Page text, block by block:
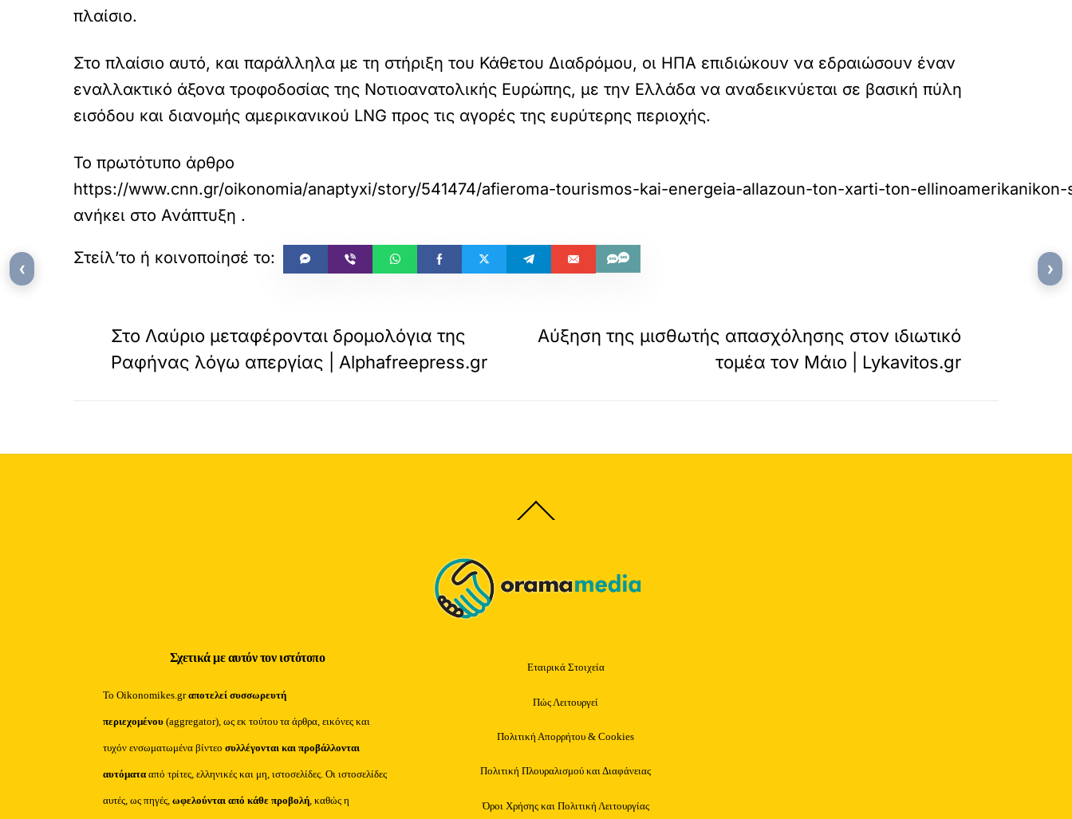
πλαίσιο.
Στο πλαίσιο αυτό, και παράλληλα με τη στήριξη του Κάθετου Διαδρόμου, οι ΗΠΑ επιδιώκουν να εδραιώσουν έναν
εναλλακτικό άξονα τροφοδοσίας της Νοτιοανατολικής Ευρώπης, με την Ελλάδα να αναδεικνύεται σε βασική πύλη
εισόδου και διανομής αμερικανικού LNG προς τις αγορές της ευρύτερης περιοχής.
Το πρωτότυπο άρθρο
https://www.cnn.gr/oikonomia/anaptyxi/story/541474/afieroma-tourismos-kai-energeia-allazoun-ton-xarti-ton-ellinoamerikanikon-
ανήκει στο Ανάπτυξη .
Στο Λαύριο μεταφέρονται δρομολόγια της
Ραφήνας λόγω απεργίας | Alphafreepress.gr
Αύξηση της μισθωτής απασχόλησης στον ιδιωτικό
τομέα τον Μάιο | Lykavitos.gr
To
Σχετικά με αυτόν τον ιστότοπο
Το Oikonomikes.grαποτελεί συσσωρευτή
περιεχομένου (aggregator), ως εκ τούτου τα άρθρα, εικόνες και
τυχόν ενσωματωμένα βίντεοσυλλέγονται και προβάλλονται
αυτόματααπό τρίτες, ελληνικές και μη, ιστοσελίδες. Οι ιστοσελίδες
αυτές, ως πηγές,ωφελούνται από κάθε προβολή , καθώς η
Εταιρικά Στοιχεία
Πώς Λειτουργεί
Πολιτική Απορρήτου & Cookies
Πολιτική Πλουραλισμού και Διαφάνειας
Όροι Χρήσης και Πολιτική Λειτουργίας
‹ ›